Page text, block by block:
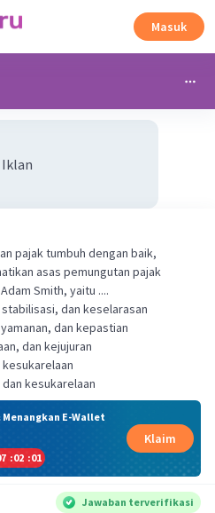
Masuk
Iklan
pajak tumbuh dengan baik,
asas pemungutan pajak
Smith, yaitu ....
dan keselarasan
dan kepastian
dan kejujuran
kesukarelaan
E-Wallet
:02 :01
Klaim
Jawaban terverifikasi